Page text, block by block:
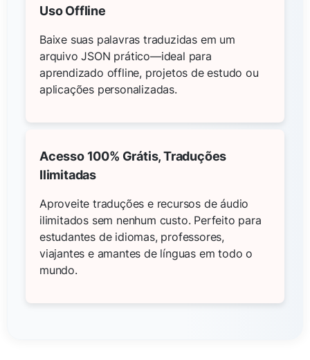
Uso Offline
Baixe suas palavras traduzidas em um
arquivo JSON prático—ideal para
aprendizado offline, projetos de estudo ou
aplicações personalizadas.
Acesso 100% Grátis, Traduções
Ilimitadas
Aproveite traduções e recursos de áudio
ilimitados sem nenhum custo. Perfeito para
estudantes de idiomas, professores,
viajantes e amantes de línguas em todo o
mundo.